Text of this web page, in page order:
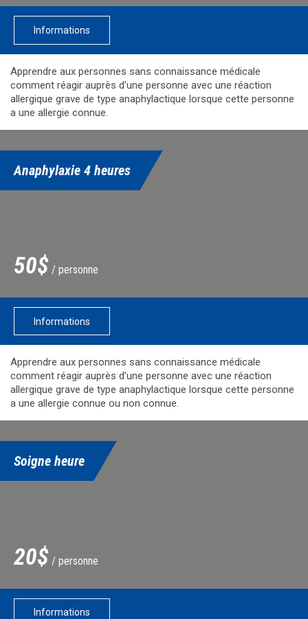
Informations
Apprendre aux personnes sans connaissance médicale
comment réagir auprès d’une personne avec une réaction
allergique grave de type anaphylactique lorsque cette personne
a une allergie connue.
Anaphylaxie 4 heures
50$ / personne
Informations
Apprendre aux personnes sans connaissance médicale
comment réagir auprès d’une personne avec une réaction
allergique grave de type anaphylactique lorsque cette personne
a une allergie connue ou non connue.
Soigne heure
20$ / personne
Informations